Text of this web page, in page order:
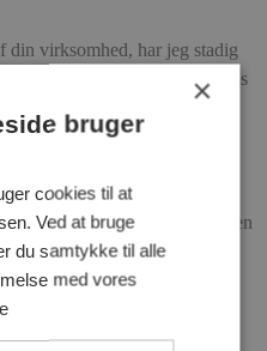
din virksomhed, har jeg stadig
ting med din organisation, hvis
organisation, melder jeg
møde med din leder for sammen
×
bruger
cookies til at
Ved at bruge
du samtykke til alle
med vores